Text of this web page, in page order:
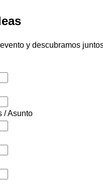
y descubramos
/ Asunto